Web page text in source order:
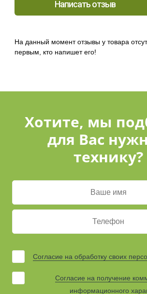
Написать отзыв
На данный момент отзывы у товара
первым, кто напишет его!
Хотите, мы
для Вас
технику?
Согласие на обработку своих
Согласие на получение
информационного